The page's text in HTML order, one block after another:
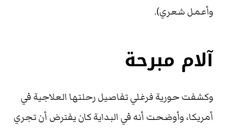
وأعمل شعري).
آلام مبرحة
وكشفت حورية فرغلي تفاصيل رحلتها العلاجية في
أمريكا، وأوضحت أنه في البداية كان يفترض أن تجري